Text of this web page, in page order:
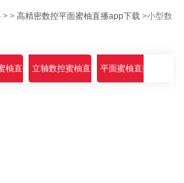
> >高精密数控平面蜜柚直播app下载 >小型数
柚直播app下载
立轴数控蜜柚直播app下载平面蜜柚直播app下载